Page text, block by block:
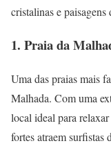
cristalinas e paisagens
1. Praia da
Uma das praias mais
Malhada. Com uma
local ideal para
fortes atraem surfistas